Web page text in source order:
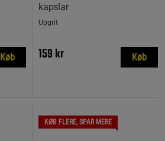
Køb
kapslar
Upgrit
159 kr Køb
KØB FLERE, SPAR MERE